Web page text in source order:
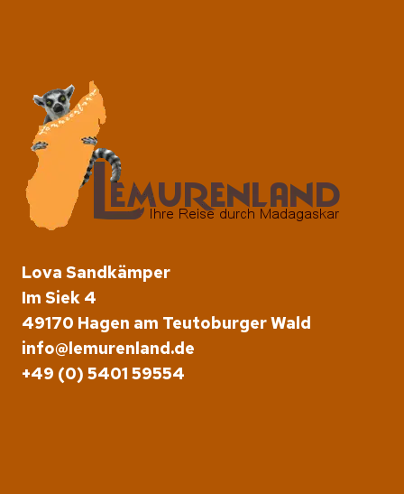
Lova Sandkämper
Im Siek 4
49170 Hagen am Teutoburger Wald
info@lemurenland.de
+49 (0) 5401 59554